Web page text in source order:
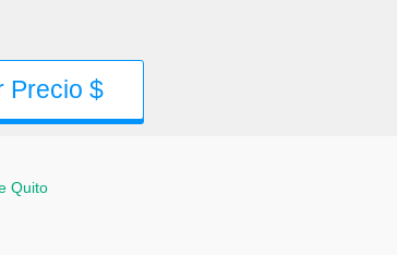
Precio $
Quito